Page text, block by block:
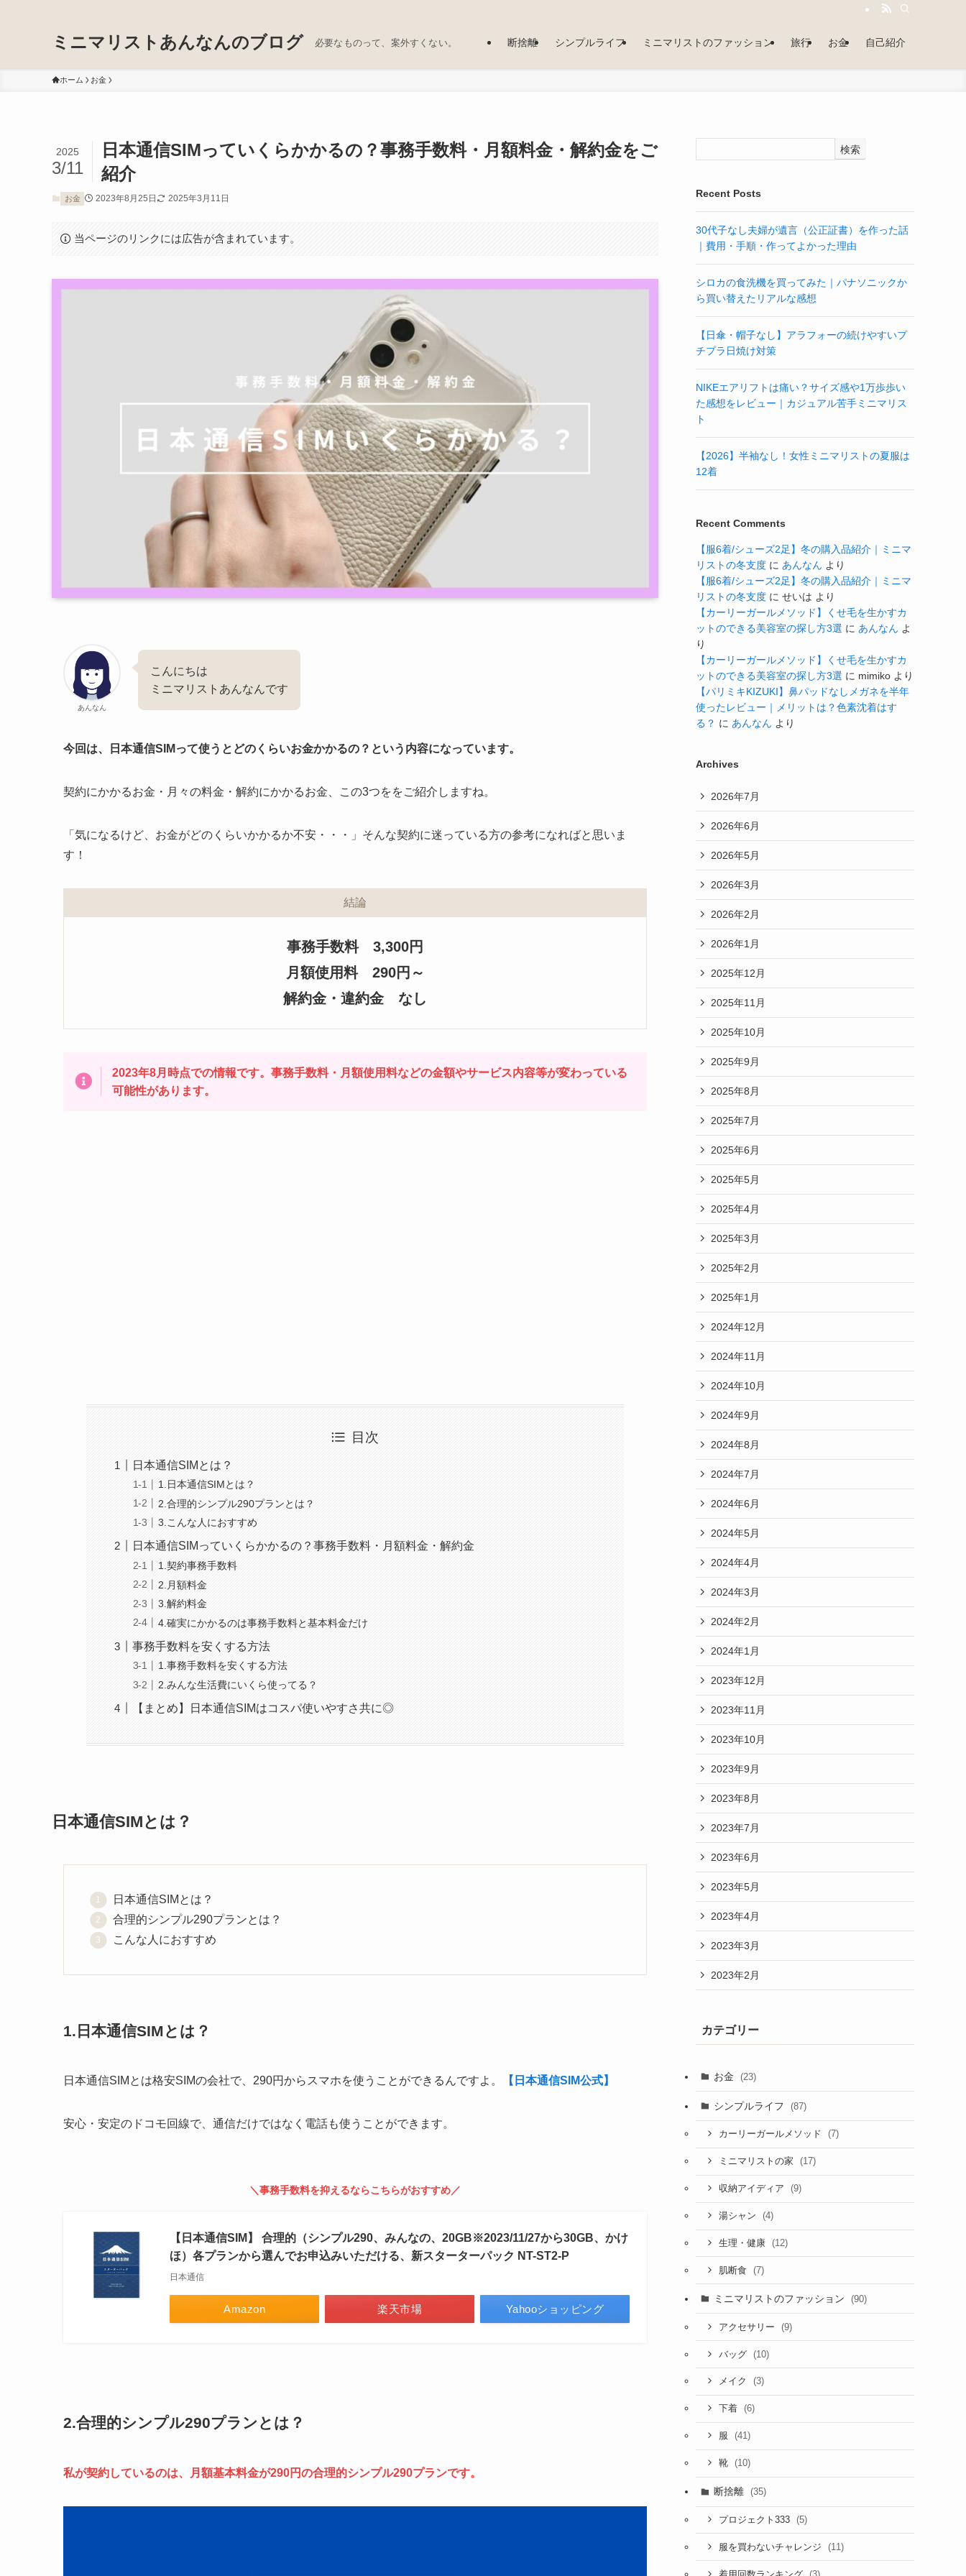
ミニマリストあんなんのブログ 必要なものって、案外すくない。 断捨離 シンプルライフ ミニマリストのファッション 旅行 お金 自己紹介
ホーム お金
日本通信SIMっていくらかかるの？事務手数料・月額料金・解約金をご
紹介
2025
3/11
お金 2023年8月25日 2025年3月11日
当ページのリンクには広告が含まれています。
あんなん
こんにちは
ミニマリストあんなんです
今回は、日本通信SIMって使うとどのくらいお金かかるの？という内容になっています。
契約にかかるお金・月々の料金・解約にかかるお金、この3つををご紹介しますね。
「気になるけど、お金がどのくらいかかるか不安・・・」そんな契約に迷っている方の参考になればと思いま
す！
結論
事務手数料 3,300円
月額使用料 290円～
解約金・違約金 なし
2023年8月時点での情報です。事務手数料・月額使用料などの金額やサービス内容等が変わっている
可能性があります。
目次
日本通信SIMとは？
1.日本通信SIMとは？
2.合理的シンプル290プランとは？
3.こんな人におすすめ
日本通信SIMっていくらかかるの？事務手数料・月額料金・解約金
1.契約事務手数料
2.月額料金
3.解約料金
4.確実にかかるのは事務手数料と基本料金だけ
事務手数料を安くする方法
1.事務手数料を安くする方法
2.みんな生活費にいくら使ってる？
【まとめ】日本通信SIMはコスパ使いやすさ共に◎
日本通信SIMとは？
日本通信SIMとは？
合理的シンプル290プランとは？
こんな人におすすめ
1.日本通信SIMとは？
日本通信SIMとは格安SIMの会社で、290円からスマホを使うことができるんですよ。 【日本通信SIM公式】
安心・安定のドコモ回線で、通信だけではなく電話も使うことができます。
＼事務手数料を抑えるならこちらがおすすめ／
【日本通信SIM】 合理的（シンプル290、みんなの、20GB※2023/11/27から30GB、かけ
ほ）各プランから選んでお申込みいただける、新スターターパック NT-ST2-P
日本通信
Amazon 楽天市場 Yahooショッピング
2.合理的シンプル290プランとは？
私が契約しているのは、月額基本料金が290円の合理的シンプル290プランです。
検索
Recent Posts
30代子なし夫婦が遺言（公正証書）を作った話
｜費用・手順・作ってよかった理由
シロカの食洗機を買ってみた｜パナソニックか
ら買い替えたリアルな感想
【日傘・帽子なし】アラフォーの続けやすいプ
チプラ日焼け対策
NIKEエアリフトは痛い？サイズ感や1万歩歩い
た感想をレビュー｜カジュアル苦手ミニマリス
ト
【2026】半袖なし！女性ミニマリストの夏服は
12着
Recent Comments
【服6着/シューズ2足】冬の購入品紹介｜ミニマ
リストの冬支度 に あんなん より
【服6着/シューズ2足】冬の購入品紹介｜ミニマ
リストの冬支度 に せいは より
【カーリーガールメソッド】くせ毛を生かすカ
ットのできる美容室の探し方3選 に あんなん よ
り
【カーリーガールメソッド】くせ毛を生かすカ
ットのできる美容室の探し方3選 に mimiko より
【パリミキKIZUKI】鼻パッドなしメガネを半年
使ったレビュー｜メリットは？色素沈着はす
る？ に あんなん より
Archives
2026年7月
2026年6月
2026年5月
2026年3月
2026年2月
2026年1月
2025年12月
2025年11月
2025年10月
2025年9月
2025年8月
2025年7月
2025年6月
2025年5月
2025年4月
2025年3月
2025年2月
2025年1月
2024年12月
2024年11月
2024年10月
2024年9月
2024年8月
2024年7月
2024年6月
2024年5月
2024年4月
2024年3月
2024年2月
2024年1月
2023年12月
2023年11月
2023年10月
2023年9月
2023年8月
2023年7月
2023年6月
2023年5月
2023年4月
2023年3月
2023年2月
カテゴリー
お金 (23)
シンプルライフ (87)
カーリーガールメソッド (7)
ミニマリストの家 (17)
収納アイディア (9)
湯シャン (4)
生理・健康 (12)
肌断食 (7)
ミニマリストのファッション (90)
アクセサリー (9)
バッグ (10)
メイク (3)
下着 (6)
服 (41)
靴 (10)
断捨離 (35)
プロジェクト333 (5)
服を買わないチャレンジ (11)